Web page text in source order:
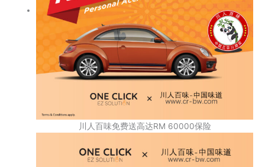
川人百味免费送高达RM 60000保险